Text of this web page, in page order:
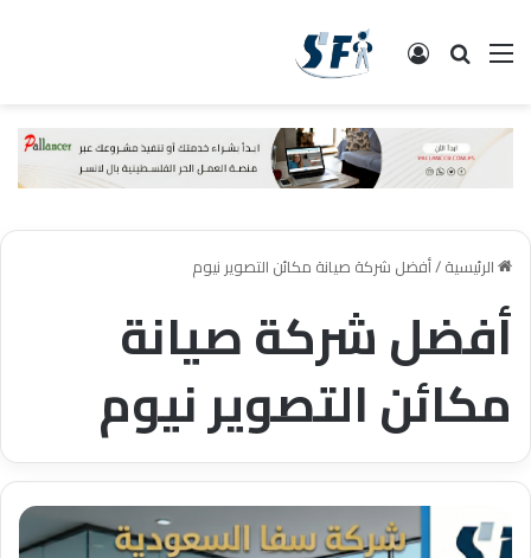
القائمة البحث تسجيل الدخول
الرئيسية/أفضل شركة صيانة مكائن التصوير نيوم
أفضل شركة صيانة
مكائن التصوير نيوم